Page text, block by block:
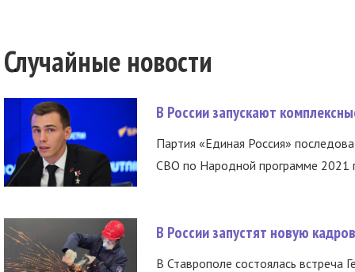
Случайные новости
В России запускают
Партия «Единая Россия»
СВО по Народной программе 2021
В России запустят новую
В Ставрополе состоялась встреча